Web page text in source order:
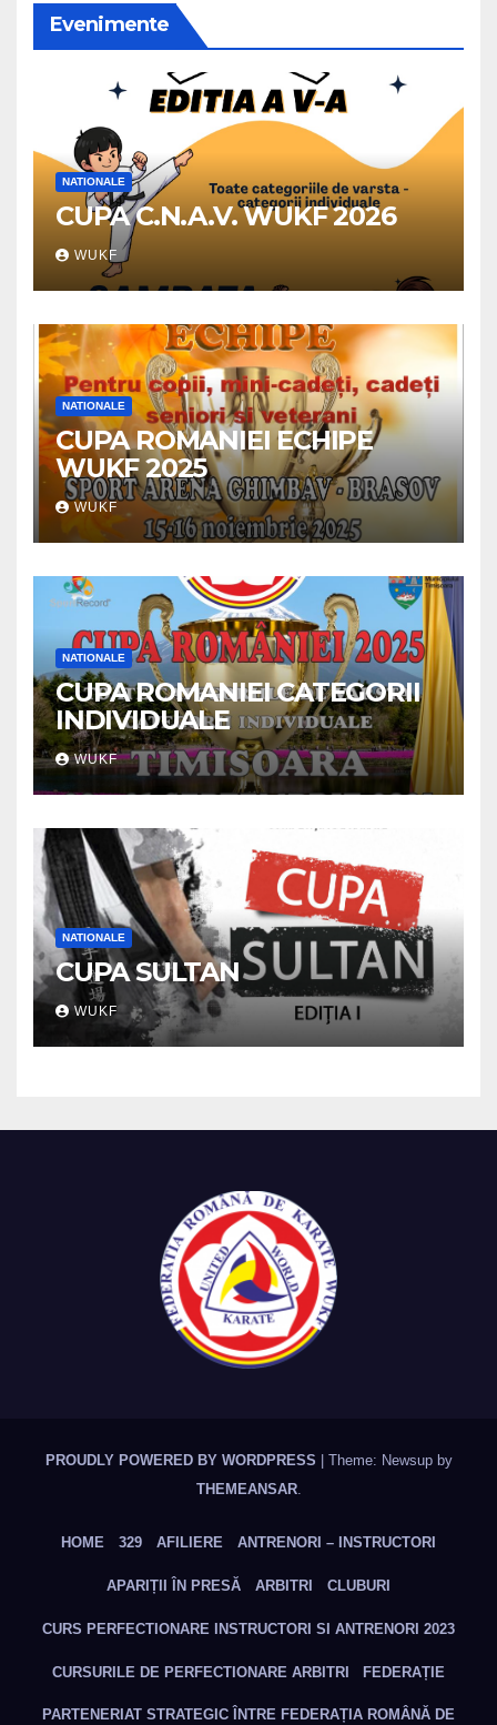
Evenimente
NATIONALE
CUPA C.N.A.V. WUKF 2026
WUKF
NATIONALE
CUPA ROMANIEI ECHIPE
WUKF 2025
WUKF
NATIONALE
CUPA ROMANIEI CATEGORII
INDIVIDUALE
WUKF
NATIONALE
CUPA SULTAN
WUKF
PROUDLY POWERED BY WORDPRESS
Theme: Newsup by
THEMEANSAR.
HOME 329 AFILIERE ANTRENORI – INSTRUCTORI
APARIȚII ÎN PRESĂ ARBITRI CLUBURI
CURS PERFECTIONARE INSTRUCTORI SI ANTRENORI 2023
CURSURILE DE PERFECTIONARE ARBITRI FEDERAȚIE
PARTENERIAT STRATEGIC ÎNTRE FEDERAȚIA ROMÂNĂ DE